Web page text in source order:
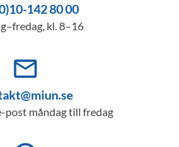
142 80 00
kl. 8–16
mail_outline
post måndag till fredag